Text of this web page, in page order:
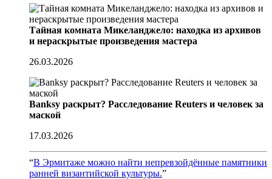
Тайная комната Микеланджело: находка из архивов
и нераскрытые произведения мастера
26.03.2026
Banksy раскрыт? Расследование Reuters и человек за
маской
17.03.2026
“В Эрмитаже можно найти непревзойдённые памятники
ранней византийской культуры.”